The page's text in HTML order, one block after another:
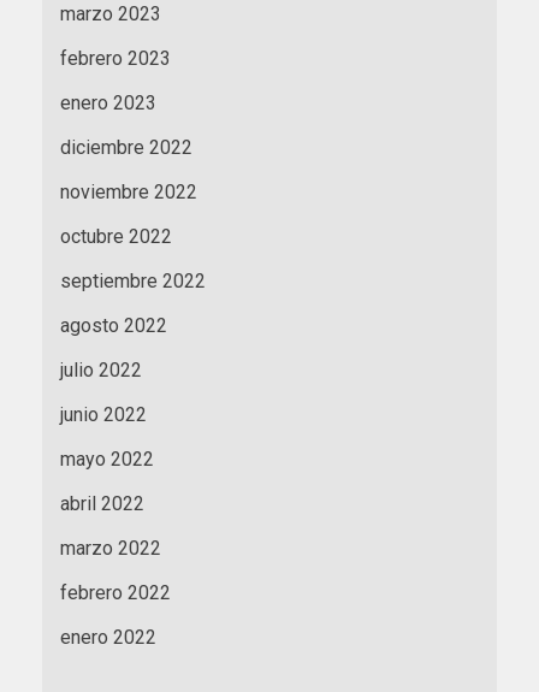
marzo 2023
febrero 2023
enero 2023
diciembre 2022
noviembre 2022
octubre 2022
septiembre 2022
agosto 2022
julio 2022
junio 2022
mayo 2022
abril 2022
marzo 2022
febrero 2022
enero 2022